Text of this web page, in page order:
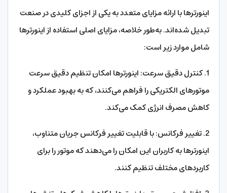
اینورترها با ارائه مزایای متعدد به یکی از اجزای کلیدی در صنعت
تبدیل شده‌اند. به‌طور خلاصه، مزایای اصلی استفاده از اینورترها
شامل موارد زیر است:
1. کنترل دقیق سرعت: اینورترها امکان تنظیم دقیق سرعت
موتورهای الکتریکی را فراهم می‌کنند، که به بهبود عملکرد و
کاهش مصرف انرژی کمک می‌کند.
2. تغییر فرکانس: با قابلیت تغییر فرکانس جریان متناوب،
اینورترها به کاربران این امکان را می‌دهند که موتور را برای
کاربردهای مختلف تنظیم کنند.